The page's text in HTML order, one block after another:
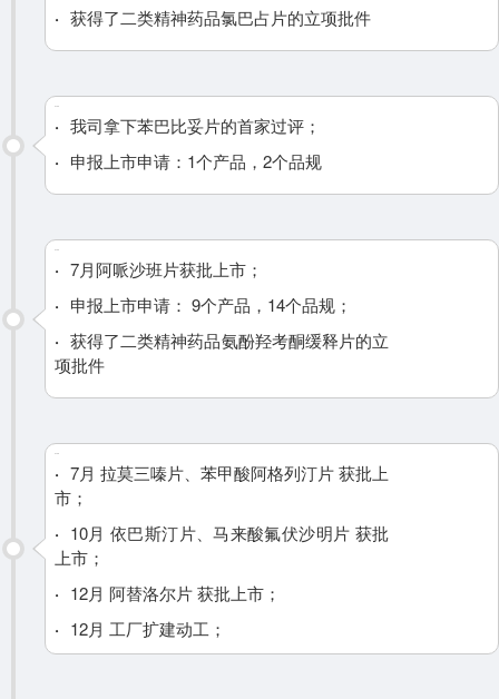
· 获得了二类精神药品氯巴占片的立项批件
· 我司拿下苯巴比妥片的首家过评；
· 申报上市申请：1个产品，2个品规
· 7月阿哌沙班片获批上市；
· 申报上市申请： 9个产品，14个品规；
· 获得了二类精神药品氨酚羟考酮缓释片的立
项批件
· 7月 拉莫三嗪片、苯甲酸阿格列汀片 获批上
市；
· 10月 依巴斯汀片、马来酸氟伏沙明片 获批
上市；
· 12月 阿替洛尔片 获批上市；
· 12月 工厂扩建动工；